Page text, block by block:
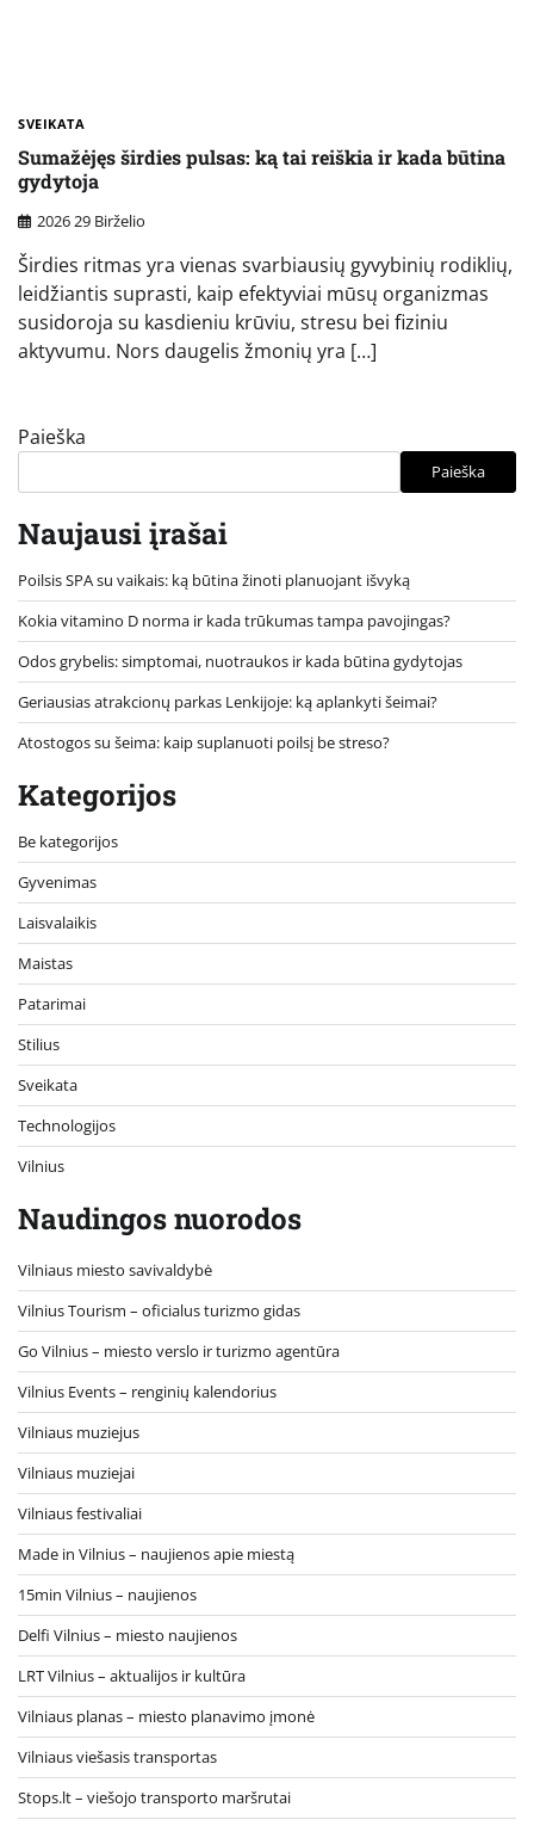
SVEIKATA
Sumažėjęs širdies pulsas: ką tai reiškia ir kada būtina
gydytoja
2026 29 Birželio
Širdies ritmas yra vienas svarbiausių gyvybinių rodiklių,
leidžiantis suprasti, kaip efektyviai mūsų organizmas
susidoroja su kasdieniu krūviu, stresu bei fiziniu
aktyvumu. Nors daugelis žmonių yra […]
Paieška
Paieška
Naujausi įrašai
Poilsis SPA su vaikais: ką būtina žinoti planuojant išvyką
Kokia vitamino D norma ir kada trūkumas tampa pavojingas?
Odos grybelis: simptomai, nuotraukos ir kada būtina gydytojas
Geriausias atrakcionų parkas Lenkijoje: ką aplankyti šeimai?
Atostogos su šeima: kaip suplanuoti poilsį be streso?
Kategorijos
Be kategorijos
Gyvenimas
Laisvalaikis
Maistas
Patarimai
Stilius
Sveikata
Technologijos
Vilnius
Naudingos nuorodos
Vilniaus miesto savivaldybė
Vilnius Tourism – oficialus turizmo gidas
Go Vilnius – miesto verslo ir turizmo agentūra
Vilnius Events – renginių kalendorius
Vilniaus muziejus
Vilniaus muziejai
Vilniaus festivaliai
Made in Vilnius – naujienos apie miestą
15min Vilnius – naujienos
Delfi Vilnius – miesto naujienos
LRT Vilnius – aktualijos ir kultūra
Vilniaus planas – miesto planavimo įmonė
Vilniaus viešasis transportas
Stops.lt – viešojo transporto maršrutai